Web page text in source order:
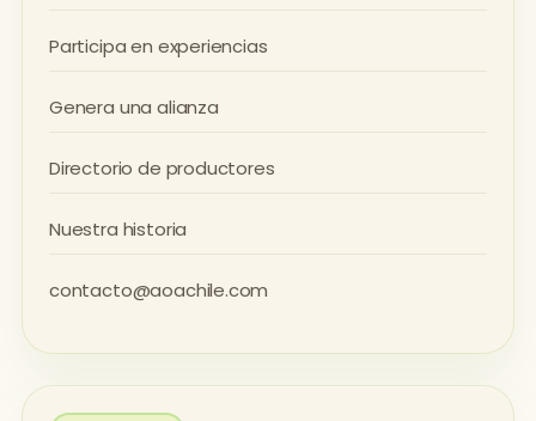
Participa en experiencias
Genera una alianza
Directorio de productores
Nuestra historia
contacto@aoachile.com